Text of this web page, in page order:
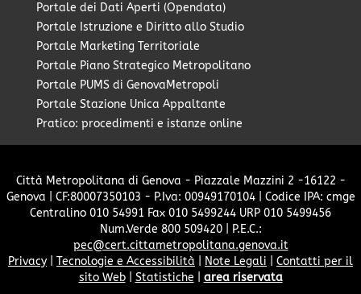
Portale dei Dati Aperti (Opendata)
Portale Istruzione e Diritto allo Studio
Portale Marketing Territoriale
Portale Piano Strategico Metropolitano
Portale PUMS di GenovaMetropoli
Portale Stazione Unica Appaltante
Pratico: procedimenti e istanze online
Città Metropolitana di Genova - Piazzale Mazzini 2 -16122 -
Genova | CF:80007350103 - P.Iva: 00949170104 | Codice IPA: cmge
Centralino 010 54991 Fax 010 5499244 URP 010 5499456
Num.Verde 800 509420 | P.E.C.:
pec@cert.cittametropolitana.genova.it
Privacy
Tecnologie e Accessibilità Note Legali
Contatti per il
sito Web| Statistiche area riservata